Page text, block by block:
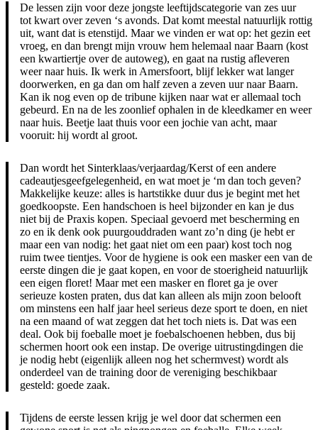
De lessen zijn voor deze jongste leeftijdscategorie van zes uur
tot kwart over zeven ‘s avonds. Dat komt meestal natuurlijk rottig
uit, want dat is etenstijd. Maar we vinden er wat op: het gezin eet
vroeg, en dan brengt mijn vrouw hem helemaal naar Baarn (kost
een kwartiertje over de autoweg), en gaat na rustig afleveren
weer naar huis. Ik werk in Amersfoort, blijf lekker wat langer
doorwerken, en ga dan om half zeven a zeven uur naar Baarn.
Kan ik nog even op de tribune kijken naar wat er allemaal toch
gebeurd. En na de les zoonlief ophalen in de kleedkamer en weer
naar huis. Beetje laat thuis voor een jochie van acht, maar
vooruit: hij wordt al groot.
Dan wordt het Sinterklaas/verjaardag/Kerst of een andere
cadeautjesgeefgelegenheid, en wat moet je ‘m dan toch geven?
Makkelijke keuze: alles is hartstikke duur dus je begint met het
goedkoopste. Een handschoen is heel bijzonder en kan je dus
niet bij de Praxis kopen. Speciaal gevoerd met bescherming en
zo en ik denk ook puurgouddraden want zo’n ding (je hebt er
maar een van nodig: het gaat niet om een paar) kost toch nog
ruim twee tientjes. Voor de hygiene is ook een masker een van de
eerste dingen die je gaat kopen, en voor de stoerigheid natuurlijk
een eigen floret! Maar met een masker en floret ga je over
serieuze kosten praten, dus dat kan alleen als mijn zoon belooft
om minstens een half jaar heel serieus deze sport te doen, en niet
na een maand of wat zeggen dat het toch niets is. Dat was een
deal. Ook bij foeballe moet je foebalschoenen hebben, dus bij
schermen hoort ook een instap. De overige uitrustingdingen die
je nodig hebt (eigenlijk alleen nog het schermvest) wordt als
onderdeel van de training door de vereniging beschikbaar
gesteld: goede zaak.
Tijdens de eerste lessen krijg je wel door dat schermen een